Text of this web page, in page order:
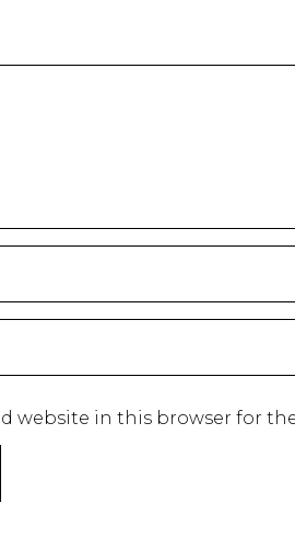
website in this browser for